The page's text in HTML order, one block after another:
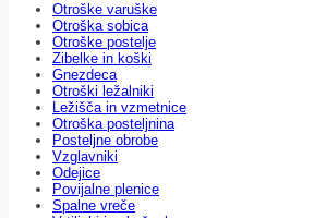
Otroške varuške
Otroška sobica
Otroške postelje
Zibelke in koški
Gnezdeca
Otroški ležalniki
Ležišča in vzmetnice
Otroška posteljnina
Posteljne obrobe
Vzglavniki
Odejice
Povijalne plenice
Spalne vreče